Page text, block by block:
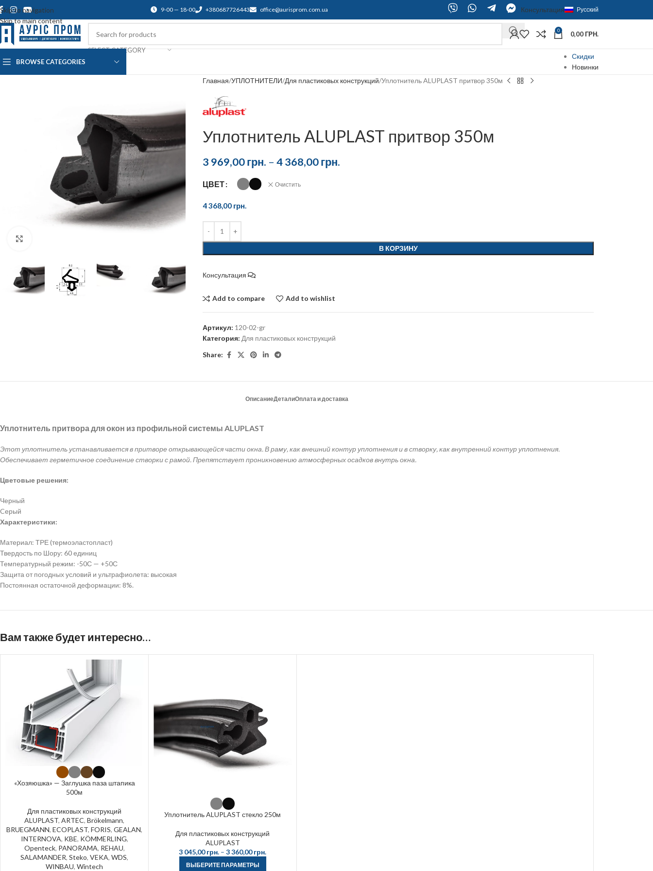
Skip to navigation
Skip to main content
9-00 — 18-00 +380687726443 office@aurisprom.com.ua Консультация Русский
SELECT CATEGORY
0 0,00ГРН.
BROWSE CATEGORIES
Скидки
Новинки
Главная УПЛОТНИТЕЛИ Для пластиковых конструкций Уплотнитель ALUPLAST притвор 350м
Уплотнитель ALUPLAST притвор 350м
3 969,00грн. – 4 368,00грн.
ЦВЕТ Очистить
4 368,00 грн.
В КОРЗИНУ
Консультация
Add to compare Add to wishlist
Артикул: 120-02-gr
Категория: Для пластиковых конструкций
Share:
ОписаниеДеталиОплата и доставка
Уплотнитель притвора для окон из профильной системы ALUPLAST
Этот уплотнитель устанавливается в притворе открывающейся части окна. В раму, как внешний контур уплотнения и в створку, как внутренний контур уплотнения.
Обеспечивает герметичное соединение створки с рамой. Препятствует проникновению атмосферных осадков внутрь окна.
Цветовые решения:
Черный
Cерый
Характеристики:
Материал: ТРЕ (термоэластопласт)
Твердость по Шору: 60 единиц
Температурный режим: -50С — +50С
Защита от погодных условий и ультрафиолета: высокая
Постоянная остаточной деформации: 8%.
Вам также будет интересно…
«Хозяюшка» — Заглушка паза штапика
500м
Для пластиковых конструкций
ALUPLAST, ARTEC, Brökelmann,
BRUEGMANN, ECOPLAST, FORIS, GEALAN,
INTERNOVA, KBE, KÖMMERLING,
Openteck, PANORAMA, REHAU,
SALAMANDER, Steko, VEKA, WDS,
WINBAU, Wintech
Уплотнитель ALUPLAST стекло 250м
Для пластиковых конструкций
ALUPLAST
3 045,00грн. – 3 360,00грн.
ВЫБЕРИТЕ ПАРАМЕТРЫ